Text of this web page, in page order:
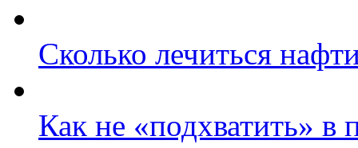
Сколько лечиться
Как не «подхватить» в